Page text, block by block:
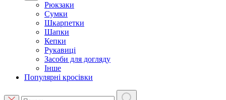
Рюкзаки
Сумки
Шкарпетки
Шапки
Кепки
Рукавиці
Засоби для догляду
Інше
Популярні кросівки